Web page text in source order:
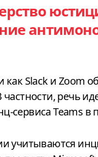
как Slack и Zoom
речь
сервиса Teams в
учитываются